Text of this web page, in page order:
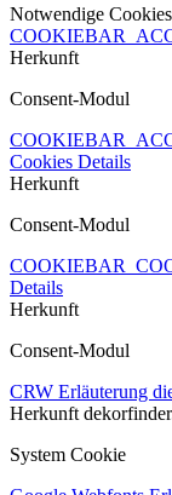
Notwendige Cookies
Herkunft
Consent-Modul
Cookies Details
Herkunft
Consent-Modul
Details
Herkunft
Consent-Modul
CRW Erläuterung
Herkunft
System Cookie